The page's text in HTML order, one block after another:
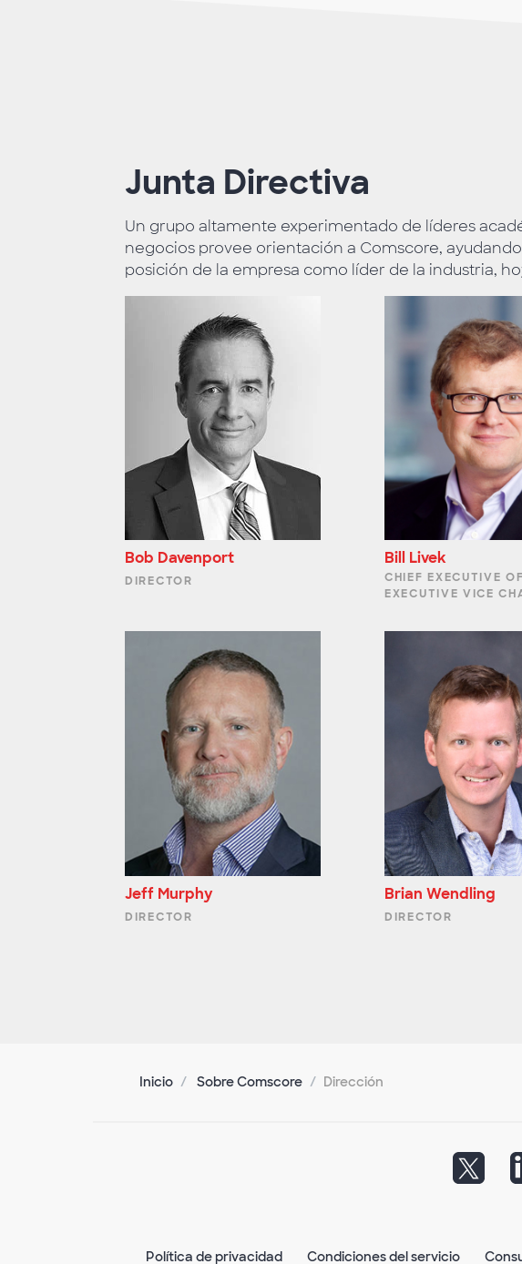
Junta Directiva
Un grupo altamente experimentado de líderes
negocios provee orientación a Comscore,
posición de la empresa como líder de la industria,
Bob Davenport
DIRECTOR
Bill Livek
CHIEF EXECUTIVE
EXECUTIVE VICE
Jeff Murphy
DIRECTOR
Brian Wendling
DIRECTOR
Inicio Sobre Comscore Dirección
Política de privacidad Condiciones del servicio